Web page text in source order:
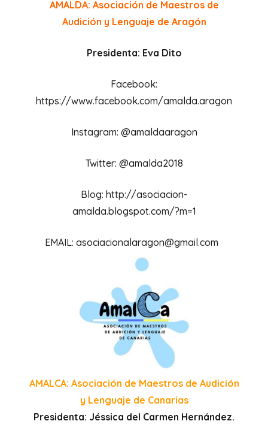
AMALDA: Asociación de Maestros de
Audición y Lenguaje de Aragón
Presidenta: Eva Dito
Facebook:
https://www.facebook.com/amalda.aragon
Instagram: @amaldaaragon
Twitter: @amalda2018
Blog: http://asociacion-
amalda.blogspot.com/?m=1
EMAIL: asociacionalaragon@gmail.com
AMALCA: Asociación de Maestros de Audición
y Lenguaje de Canarias
Presidenta: Jéssica del Carmen Hernández.